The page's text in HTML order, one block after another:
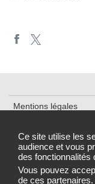
Ce site utilise les
audience et vous
des fonctionnalités
Vous pouvez
de ces
Mentions légales
Accessibilité :
Gestion des cookies